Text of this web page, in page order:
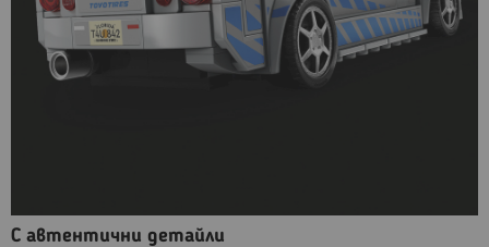
С автентични детайли